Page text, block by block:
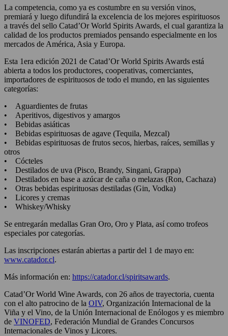
La competencia, como ya es costumbre en su versión vinos,
premiará y luego difundirá la excelencia de los mejores espirituosos
a través del sello Catad’Or World Spirits Awards, el cual garantiza la
calidad de los productos premiados pensando especialmente en los
mercados de América, Asia y Europa.
Esta 1era edición 2021 de Catad’Or World Spirits Awards está
abierta a todos los productores, cooperativas, comerciantes,
importadores de espirituosos de todo el mundo, en las siguientes
categorías:
• Aguardientes de frutas
• Aperitivos, digestivos y amargos
• Bebidas asiáticas
• Bebidas espirituosas de agave (Tequila, Mezcal)
• Bebidas espirituosas de frutos secos, hierbas, raíces, semillas y
otros
• Cócteles
• Destilados de uva (Pisco, Brandy, Singani, Grappa)
• Destilados en base a azúcar de caña o melazas (Ron, Cachaza)
• Otras bebidas espirituosas destiladas (Gin, Vodka)
• Licores y cremas
• Whiskey/Whisky
Se entregarán medallas Gran Oro, Oro y Plata, así como trofeos
especiales por categorías.
Las inscripciones estarán abiertas a partir del 1 de mayo en:
www.catador.cl.
Más información en: https://catador.cl/spiritsawards.
Catad’Or World Wine Awards, con 26 años de trayectoria, cuenta
con el alto patrocino de la OIV, Organización Internacional de la
Viña y el Vino, de la Unión Internacional de Enólogos y es miembro
de VINOFED, Federación Mundial de Grandes Concursos
Internacionales de Vinos y Licores.